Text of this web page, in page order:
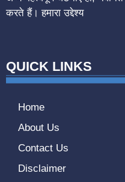
करते हैं। हमारा उद्देश्य
QUICK LINKS
Home
About Us
Contact Us
Disclaimer